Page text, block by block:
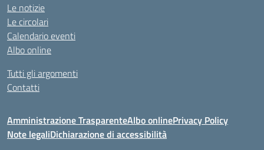
Le notizie
Le circolari
Calendario eventi
Albo online
Tutti gli argomenti
Contatti
Amministrazione TrasparenteAlbo onlinePrivacy Policy
Note legaliDichiarazione di accessibilità